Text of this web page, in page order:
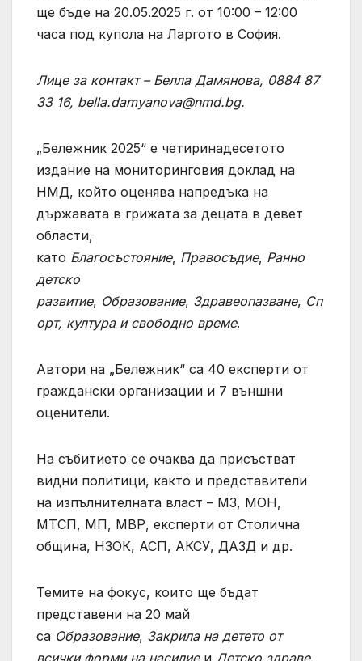
ще бъде на 20.05.2025 г. от 10:00 – 12:00
часа под купола на Ларгото в София.
Лице за контакт – Белла Дамянова, 0884 87
33 16, bella.damyanova@nmd.bg.
„Бележник 2025“ е четиринадесетото
издание на мониторинговия доклад на
НМД, който оценява напредъка на
държавата в грижата за децата в девет
области,
като Благосъстояние, Правосъдие, Ранно
детско
развитие, Образование, Здравеопазване, Сп
орт, култура и свободно време.
Автори на „Бележник“ са 40 експерти от
граждански организации и 7 външни
оценители.
На събитието се очаква да присъстват
видни политици, както и представители
на изпълнителната власт – МЗ, МОН,
МТСП, МП, МВР, експерти от Столична
община, НЗОК, АСП, АКСУ, ДАЗД и др.
Темите на фокус, които ще бъдат
представени на 20 май
са Образование, Закрила на детето от
всички форми на насилиеи Детско здраве.